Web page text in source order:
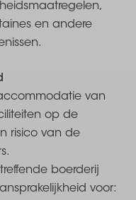
en andere
van
op de
risico van de
boerderij
voor: